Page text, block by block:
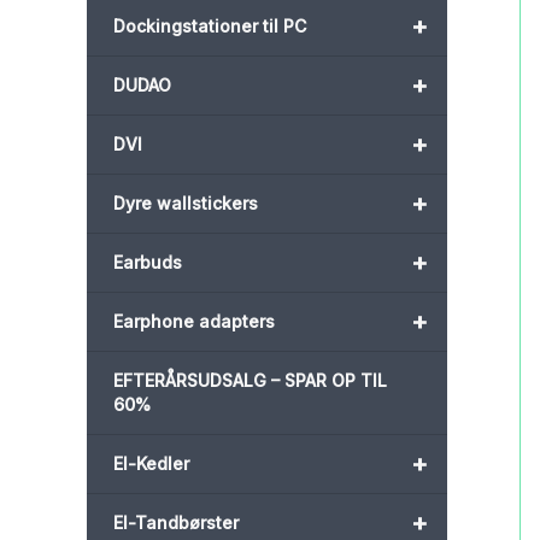
+
Dockingstationer til PC
+
DUDAO
+
DVI
+
Dyre wallstickers
+
Earbuds
+
Earphone adapters
EFTERÅRSUDSALG – SPAR OP TIL
60%
+
El-Kedler
+
El-Tandbørster